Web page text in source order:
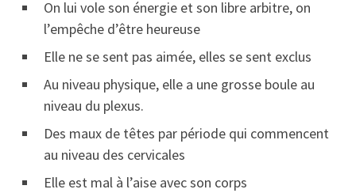
On lui vole son énergie et son libre arbitre, on
l’empêche d’être heureuse
Elle ne se sent pas aimée, elles se sent exclus
Au niveau physique, elle a une grosse boule au
niveau du plexus.
Des maux de têtes par période qui commencent
au niveau des cervicales
Elle est mal à l’aise avec son corps